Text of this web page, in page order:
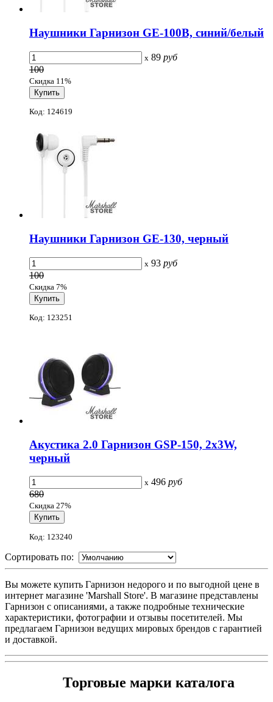
Наушники Гарнизон GE-100B, синий/белый
x 89 руб
100
Скидка 11%
Код: 124619
Наушники Гарнизон GE-130, черный
x 93 руб
100
Скидка 7%
Код: 123251
Акустика 2.0 Гарнизон GSP-150, 2x3W,
черный
x 496 руб
680
Скидка 27%
Код: 123240
Сортировать по:
Вы можете купить Гарнизон недорого и по выгодной цене в
интернет магазине 'Marshall Store'. В магазине представлены
Гарнизон с описаниями, а также подробные технические
характеристики, фотографии и отзывы посетителей. Мы
предлагаем Гарнизон ведущих мировых брендов с гарантией
и доставкой.
Торговые марки каталога